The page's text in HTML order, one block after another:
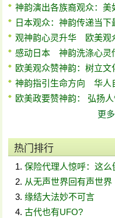
神韵演出各族裔观众：美
日本观众：神韵传递当下
观神韵心灵升华 欧美观
感动日本 神韵洗涤心灵
欧美观众赞神韵：树立文
神韵指引生命方向 华人
欧美政要赞神韵： 弘扬
更
热门排行
保险代理人惊呼：这么
从无声世界回有声世界
缘结大法妙不可言
古代也有UFO?